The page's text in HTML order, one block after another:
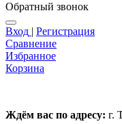
Обратный звонок
Вход | Регистрация
Сравнение
Избранное
Корзина
Ждём вас по адресу: г.